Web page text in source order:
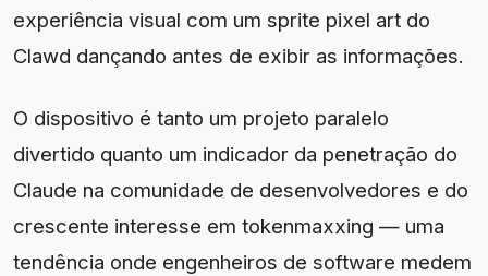
experiência visual com um sprite pixel art do
Clawd dançando antes de exibir as informações.
O dispositivo é tanto um projeto paralelo
divertido quanto um indicador da penetração do
Claude na comunidade de desenvolvedores e do
crescente interesse em tokenmaxxing — uma
tendência onde engenheiros de software medem